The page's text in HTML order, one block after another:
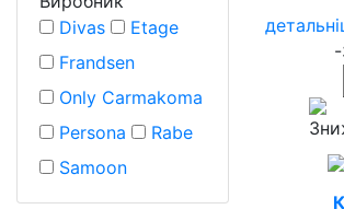
Divas
Etage
Frandsen
Only Carmakoma
Persona
Rabe
Samoon